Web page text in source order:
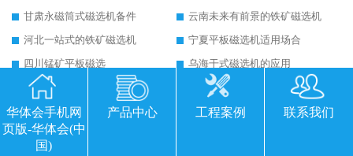
甘肃永磁筒式磁选机备件
云南未来有前景的铁矿磁选机
河北一站式的铁矿磁选机
宁夏平板磁选机适用场合
四川锰矿平板磁选
乌海干式磁选机的应用
陕西平板全自动磁选机生产厂家
广西平板高梯度磁选机
湖北强磁永磁滚筒
陕西皮带永磁滚筒
福建砂土矿干式磁选机
华体会手机网
页版-华体会(中
国)
产品中心 工程案例 联系我们